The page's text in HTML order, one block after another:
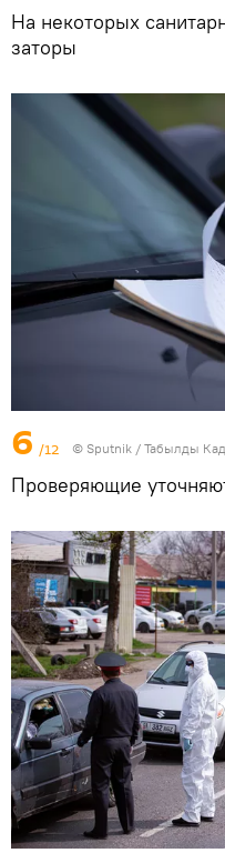
На некоторых
заторы
6 /12 © Sputnik / Табылды
Проверяющие